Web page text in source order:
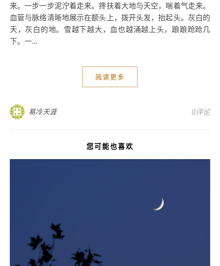
来。一步一步泥泞着走来。搀扶着大地与天空，喘着气走来。
血管与脉络清晰地展示在额头上，拨开头发，抬起头。灰白的
天，灰白的地。雪越下越大，血也越涌越上头，踉踉跄跄几
下。一…
阅读更多
易冷天涯 0评论
您可能也喜欢